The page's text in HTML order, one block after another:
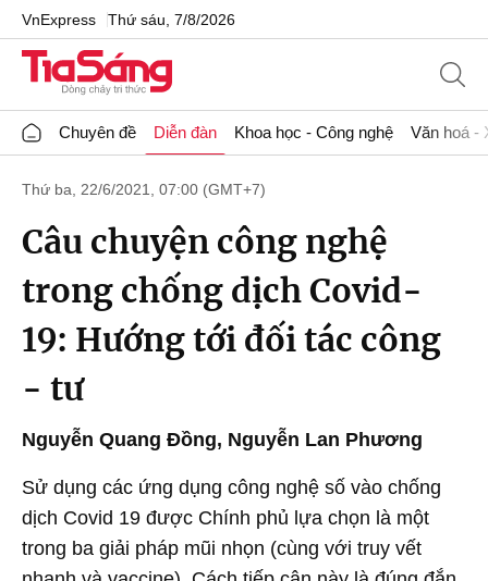
VnExpress Thứ sáu, 7/8/2026
Chuyên đề Diễn đàn Khoa học - Công nghệ Văn hoá -
Thứ ba, 22/6/2021, 07:00 (GMT+7)
Câu chuyện công nghệ
trong chống dịch Covid-
19: Hướng tới đối tác công
- tư
Nguyễn Quang Đồng, Nguyễn Lan Phương
Sử dụng các ứng dụng công nghệ số vào chống
dịch Covid 19 được Chính phủ lựa chọn là một
trong ba giải pháp mũi nhọn (cùng với truy vết